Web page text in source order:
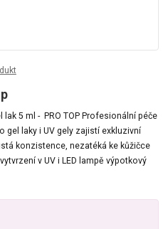
5 ml - PRO TOP Profesionální péče
gel laky i UV gely zajistí exkluzivní
konzistence, nezatéká ke kůžičce
v UV i LED lampě výpotkový